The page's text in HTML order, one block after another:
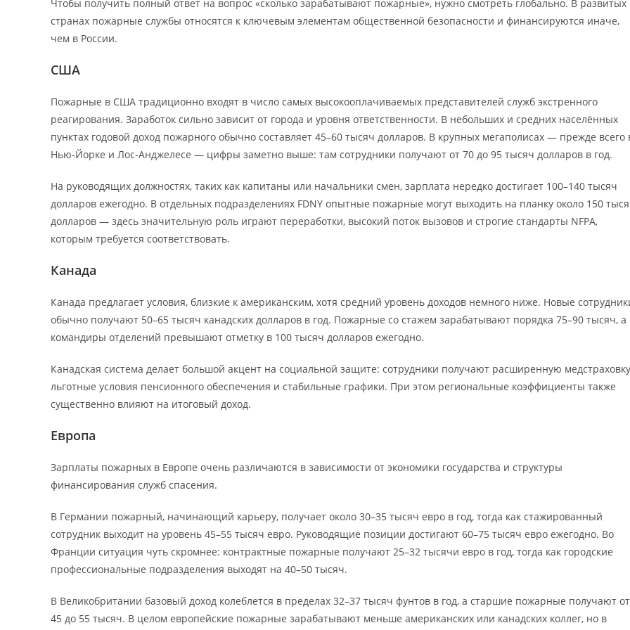
Чтобы получить полный ответ на вопрос «сколько зарабатывают пожарные», нужно смотреть глобально. В развитых
странах пожарные службы относятся к ключевым элементам общественной безопасности и финансируются иначе,
чем в России.
США
Пожарные в США традиционно входят в число самых высокооплачиваемых представителей служб экстренного
реагирования. Заработок сильно зависит от города и уровня ответственности. В небольших и средних населённых
пунктах годовой доход пожарного обычно составляет 45–60 тысяч долларов. В крупных мегаполисах — прежде всего
Нью-Йорке и Лос-Анджелесе — цифры заметно выше: там сотрудники получают от 70 до 95 тысяч долларов в год.
На руководящих должностях, таких как капитаны или начальники смен, зарплата нередко достигает 100–140 тысяч
долларов ежегодно. В отдельных подразделениях FDNY опытные пожарные могут выходить на планку около 150
долларов — здесь значительную роль играют переработки, высокий поток вызовов и строгие стандарты NFPA,
которым требуется соответствовать.
Канада
Канада предлагает условия, близкие к американским, хотя средний уровень доходов немного ниже. Новые
обычно получают 50–65 тысяч канадских долларов в год. Пожарные со стажем зарабатывают порядка 75–90 тысяч, а
командиры отделений превышают отметку в 100 тысяч долларов ежегодно.
Канадская система делает большой акцент на социальной защите: сотрудники получают расширенную
льготные условия пенсионного обеспечения и стабильные графики. При этом региональные коэффициенты также
существенно влияют на итоговый доход.
Европа
Зарплаты пожарных в Европе очень различаются в зависимости от экономики государства и структуры
финансирования служб спасения.
В Германии пожарный, начинающий карьеру, получает около 30–35 тысяч евро в год, тогда как стажированный
сотрудник выходит на уровень 45–55 тысяч евро. Руководящие позиции достигают 60–75 тысяч евро ежегодно. Во
Франции ситуация чуть скромнее: контрактные пожарные получают 25–32 тысячи евро в год, тогда как городские
профессиональные подразделения выходят на 40–50 тысяч.
В Великобритании базовый доход колеблется в пределах 32–37 тысяч фунтов в год, а старшие пожарные получают от
45 до 55 тысяч. В целом европейские пожарные зарабатывают меньше американских или канадских коллег, но в